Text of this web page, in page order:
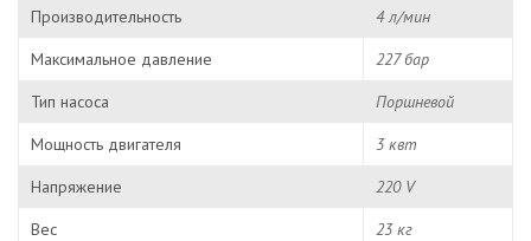
Производительность
4 л/мин
Максимальное давление
227 бар
Тип насоса
Поршневой
Мощность двигателя
3 квт
Напряжение
220 V
Вес
23 кг